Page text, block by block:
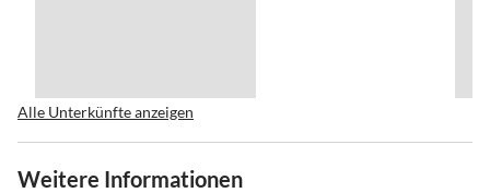
Alle Unterkünfte anzeigen
Weitere Informationen